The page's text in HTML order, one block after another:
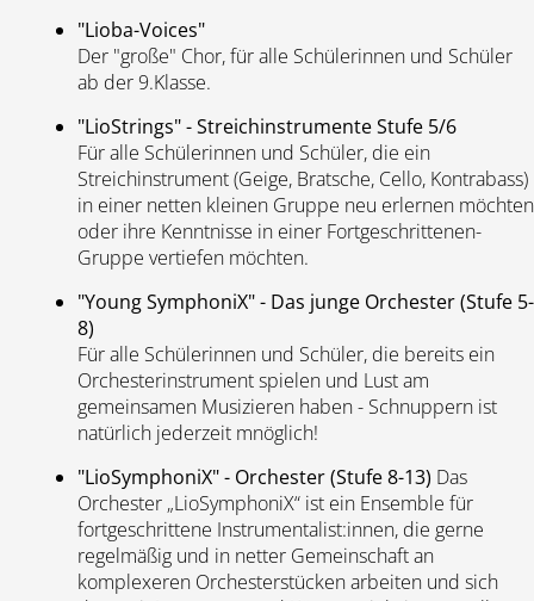
"Lioba-Voices"
Der "große" Chor, für alle Schülerinnen und Schüler
ab der 9.Klasse.
"LioStrings" - Streichinstrumente Stufe 5/6
Für alle Schülerinnen und Schüler, die ein
Streichinstrument (Geige, Bratsche, Cello, Kontrabass)
in einer netten kleinen Gruppe neu erlernen möchten
oder ihre Kenntnisse in einer Fortgeschrittenen-
Gruppe vertiefen möchten.
"Young SymphoniX" - Das junge Orchester (Stufe 5-
8)
Für alle Schülerinnen und Schüler, die bereits ein
Orchesterinstrument spielen und Lust am
gemeinsamen Musizieren haben - Schnuppern ist
natürlich jederzeit mnöglich!
"LioSymphoniX" - Orchester (Stufe 8-13) Das
Orchester „LioSymphoniX“ ist ein Ensemble für
fortgeschrittene Instrumentalist:innen, die gerne
regelmäßig und in netter Gemeinschaft an
komplexeren Orchesterstücken arbeiten und sich